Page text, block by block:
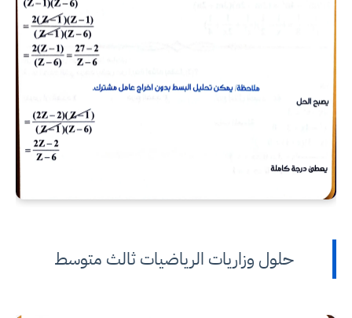
حلول وزاريات الرياضيات ثالث متوسط